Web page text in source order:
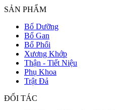
SẢN PHẨM
Bổ Dưỡng
Bổ Gan
Bổ Phổi
Xương Khớp
Thận - Tiết Niệu
Phụ Khoa
Trật Đả
ĐỐI TÁC